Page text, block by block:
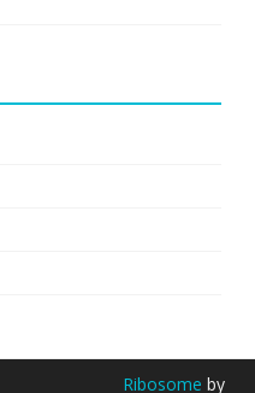
Ribosome by